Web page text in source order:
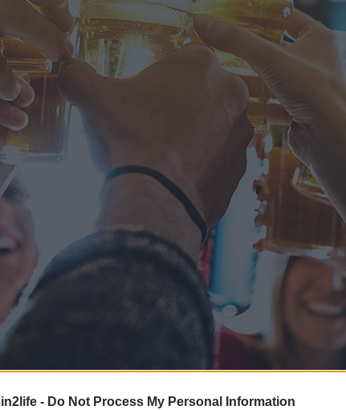
in2life - Do Not Process My Personal Information